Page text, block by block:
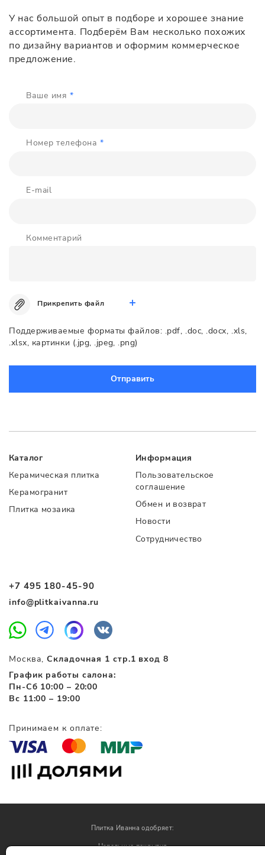
Ваше имя *
Номер телефона*
E-mail
Комментарий
Прикрепить файл
Поддерживаемые форматы файлов: .pdf, .doc, .docx, .xls,
.xlsx, картинки (.jpg, .jpeg, .png)
Отправить
У нас большой опыт в подборе и хорошее знание
ассортимента. Подберём Вам несколько похожих
по дизайну вариантов и оформим коммерческое
предложение.
+7 495 180-45-90
info@plitkaivanna.ru
Москва,Складочная 1 стр.1 вход 8
График работы салона:
Пн-Сб 10:00 – 20:00
Вс 11:00 – 19:00
Каталог
Керамическая плитка
Керамогранит
Плитка мозаика
Информация
Пользовательское
соглашение
Обмен и возврат
Новости
Сотрудничество
Принимаем к оплате:
Плитка Иванна одобряет:
Напольные покрытия